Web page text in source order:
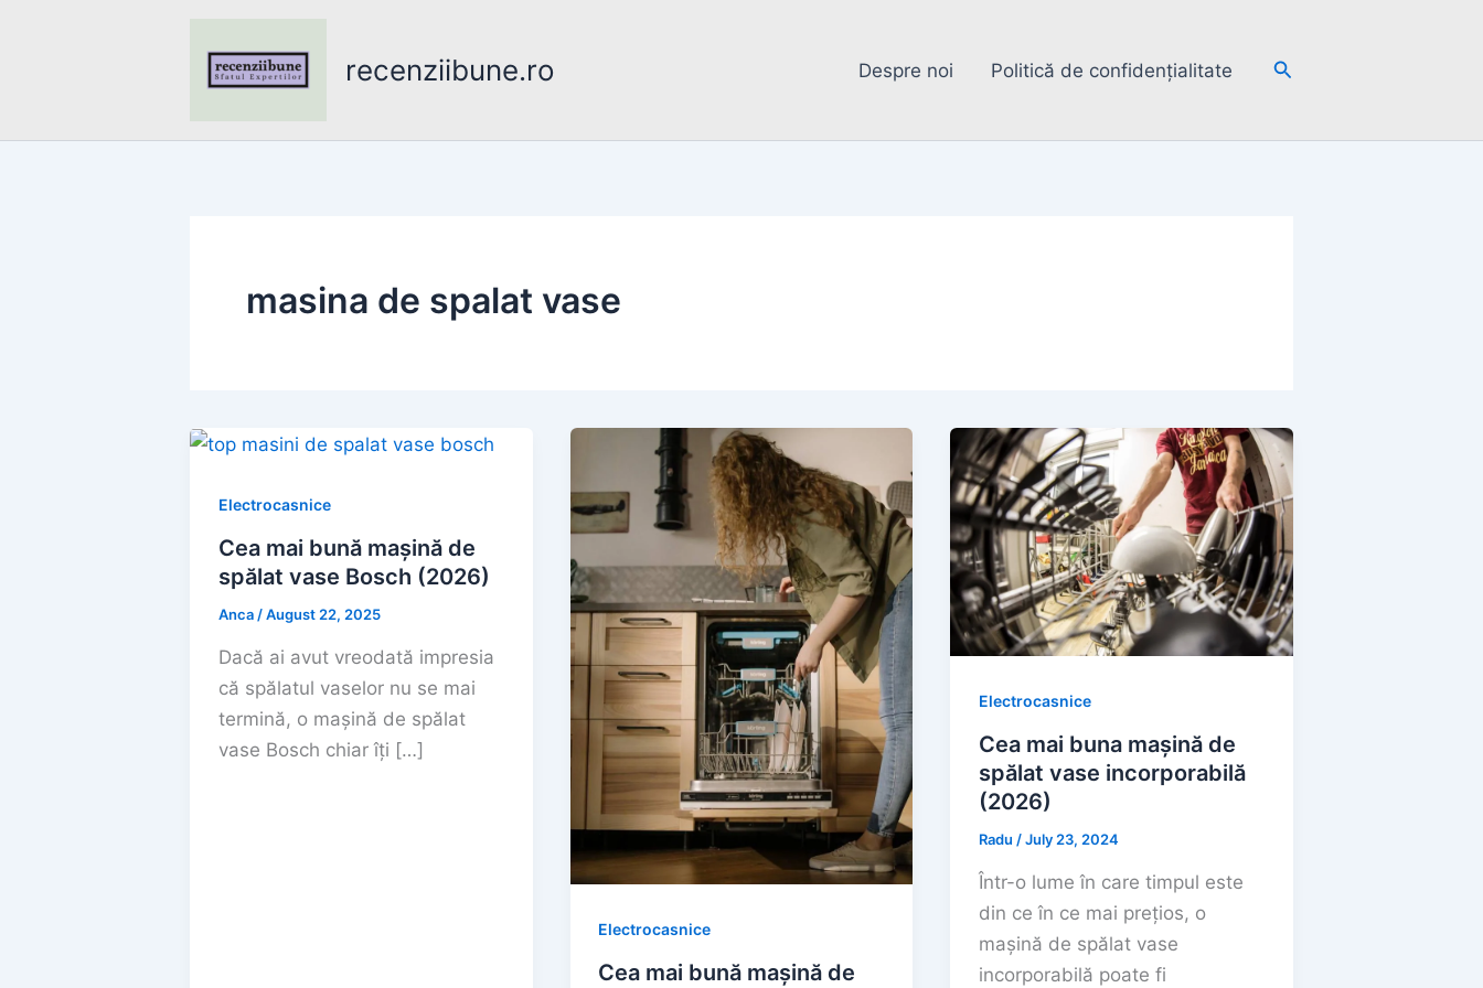
recenziibune.ro Despre noi Politică de confidențialitate Search
masina de spalat vase
Electrocasnice
Cea mai bună mașină de
spălat vase Bosch (2026)
Anca/August 22, 2025
Dacă ai avut vreodată impresia
că spălatul vaselor nu se mai
termină, o mașină de spălat
vase Bosch chiar îți […]
Electrocasnice
Cea mai bună mașină de
Electrocasnice
Cea mai buna mașină de
spălat vase incorporabilă
(2026)
Radu /July 23, 2024
Într-o lume în care timpul este
din ce în ce mai prețios, o
mașină de spălat vase
incorporabilă poate fi